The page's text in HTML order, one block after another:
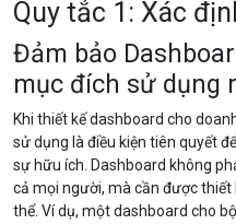
Quy tắc 1: Xác
Đảm bảo
mục đích sử dụng
Khi thiết kế dashboard cho
sử dụng là điều kiện tiên quyết
sự hữu ích. Dashboard không
cả mọi người, mà cần được
thể. Ví dụ, một dashboard cho